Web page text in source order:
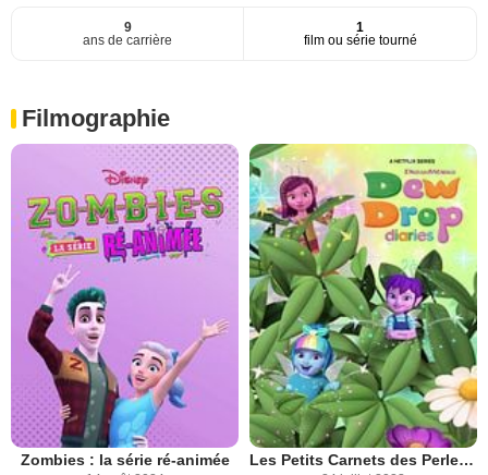
9
ans de carrière
1
film ou série tourné
Filmographie
Zombies : la série ré-animée Les Petits Carnets des Perles de rosée